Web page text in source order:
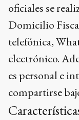
oficiales se
Domicilio
telefónica,
electrónico.
es personal e
compartirse